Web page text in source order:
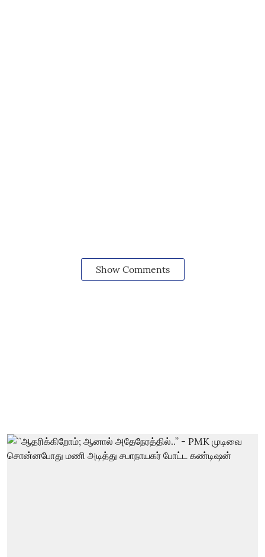
Show Comments